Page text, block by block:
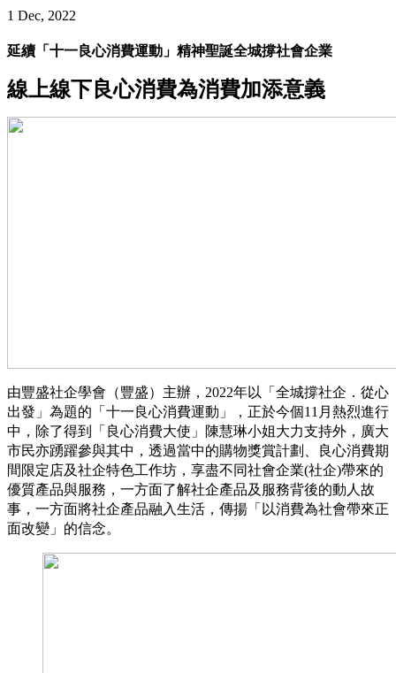
1 Dec, 2022
延續「十一良心消費運動」精神聖誕全城撐社會企業
線上線下良心消費為消費加添意義
由豐盛社企學會（豐盛）主辦，2022年以「全城撐社企．從心
出發」為題的「十一良心消費運動」，正於今個11月熱烈進行
中，除了得到「良心消費大使」陳慧琳小姐大力支持外，廣大
市民亦踴躍參與其中，透過當中的購物獎賞計劃、良心消費期
間限定店及社企特色工作坊，享盡不同社會企業(社企)帶來的
優質產品與服務，一方面了解社企產品及服務背後的動人故
事，一方面將社企產品融入生活，傳揚「以消費為社會帶來正
面改變」的信念。